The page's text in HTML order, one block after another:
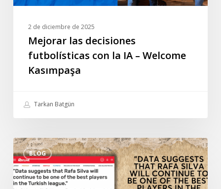
2 de diciembre de 2025
Mejorar las decisiones
futbolísticas con la IA – Welcome
Kasımpaşa
Tarkan Batgün
BLOG
Entrevista
especial
de
Tarkan